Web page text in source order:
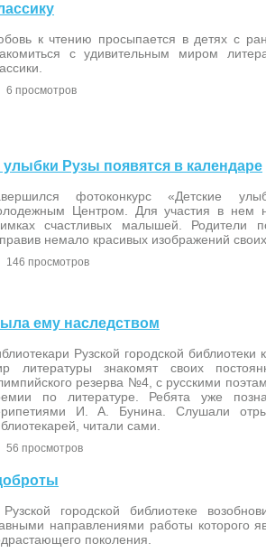
к чтению просыпается в детях с
с удивительным миром
6 просмотров
улыбки Рузы появятся в календаре
фотоконкурс «Детские
Центром. Для участия в нем
счастливых малышей. Родители
немало красивых изображений
146 просмотров
ему наследством
Рузской городской
литературы знакомят своих
резерва №4, с русскими
по литературе. Ребята уже
И. А. Бунина. Слушали
читали сами.
56 просмотров
городской библиотеке
направлениями работы которого
поколения.